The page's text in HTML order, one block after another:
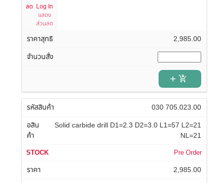
Log In
แสดง
ส่วนลด
2,985.00
add_shopping_cart
030 705.023.00
Solid carbide drill D1=2.3 D2=3.0 L1=57 L2=21
NL=21
Pre Order
2,985.00